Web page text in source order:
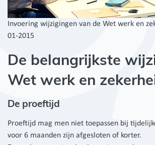
Invoering wijzigingen van de Wet werk en
01-2015
De belangrijkste
Wet werk en
De proeftijd
Proeftijd mag men niet toepassen bij
voor 6 maanden zijn afgesloten of korter.